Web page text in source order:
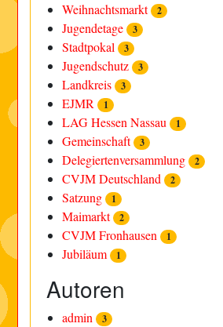
Weihnachtsmarkt 2
Jugendetage 3
Stadtpokal 3
Jugendschutz 3
Landkreis 3
EJMR 1
LAG Hessen Nassau 1
Gemeinschaft 3
Delegiertenversammlung 2
CVJM Deutschland 2
Satzung 1
Maimarkt 2
CVJM Fronhausen 1
Jubiläum 1
Autoren
admin 3